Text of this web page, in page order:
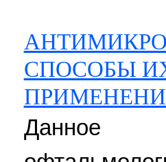
СПОСОБЫ
Данное